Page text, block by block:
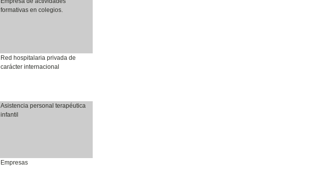
formativas en colegios.
Red hospitalaria privada de
carácter internacional
Asistencia personal terapéutica
infantil
Empresas